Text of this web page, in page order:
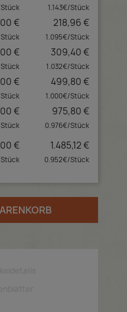
1.143€/Stück
€ 218,96 €
1.095€/Stück
€ 309,40 €
1.032€/Stück
€ 499,80 €
1.000€/Stück
€ 975,80 €
0.976€/Stück
€ 1.485,12 €
0.952€/Stück